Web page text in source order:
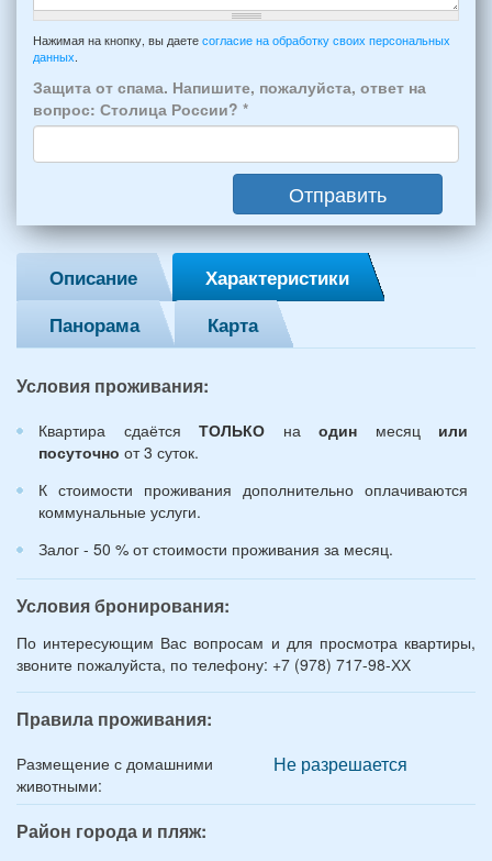
отъезда
из
Феодосии:
*
-
например:
6
человек:
4
взрослых
и
2
детей
(возраст
и
лет):
Примечание
Нажимая на кнопку, вы даете согласие на обработку своих персональных
данных
Защита от спама. Напишите, пожалуйста, ответ на
вопрос: Столица России? *
Отправить
Описание
Характеристики
Панорама
Карта
Условия проживания:
Квартира сдаётся ТОЛЬКО на один месяц или
посуточно от 3 суток.
К стоимости проживания дополнительно оплачиваются
коммунальные услуги.
Залог - 50 % от стоимости проживания за месяц.
Условия бронирования:
По интересующим Вас вопросам и для просмотра квартиры,
звоните пожалуйста, по телефону: +7 (978) 717-98-ХХ
Правила проживания:
Размещение с домашними
животными:
Не разрешается
Район города и пляж: